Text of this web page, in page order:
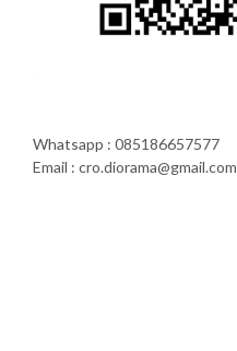
Whatsapp : 085186657577
Email : cro.diorama@gmail.com